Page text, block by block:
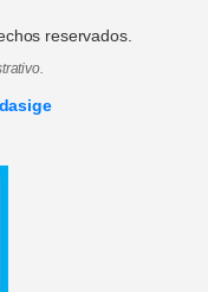
reservados.